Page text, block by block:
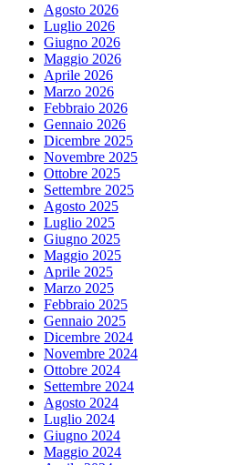
Agosto 2026
Luglio 2026
Giugno 2026
Maggio 2026
Aprile 2026
Marzo 2026
Febbraio 2026
Gennaio 2026
Dicembre 2025
Novembre 2025
Ottobre 2025
Settembre 2025
Agosto 2025
Luglio 2025
Giugno 2025
Maggio 2025
Aprile 2025
Marzo 2025
Febbraio 2025
Gennaio 2025
Dicembre 2024
Novembre 2024
Ottobre 2024
Settembre 2024
Agosto 2024
Luglio 2024
Giugno 2024
Maggio 2024